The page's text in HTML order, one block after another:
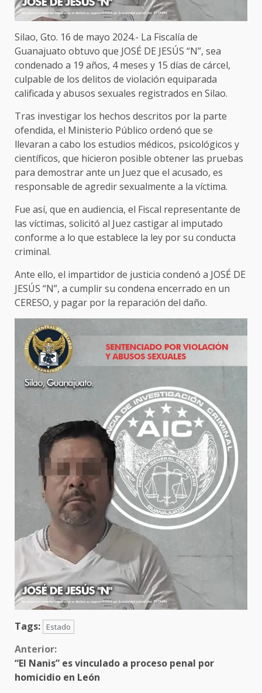
Silao, Gto. 16 de mayo 2024.- La Fiscalía de
Guanajuato obtuvo que JOSÉ DE JESÚS “N”, sea
condenado a 19 años, 4 meses y 15 días de cárcel,
culpable de los delitos de violación equiparada
calificada y abusos sexuales registrados en Silao.
Tras investigar los hechos descritos por la parte
ofendida, el Ministerio Público ordenó que se
llevaran a cabo los estudios médicos, psicológicos y
científicos, que hicieron posible obtener las pruebas
para demostrar ante un Juez que el acusado, es
responsable de agredir sexualmente a la víctima.
Fue así, que en audiencia, el Fiscal representante de
las víctimas, solicitó al Juez castigar al imputado
conforme a lo que establece la ley por su conducta
criminal.
Ante ello, el impartidor de justicia condenó a JOSÉ DE
JESÚS “N”, a cumplir su condena encerrado en un
CERESO, y pagar por la reparación del daño.
Tags: Estado
Sigue
leyendo
Anterior:
“El Nanis” es vinculado a proceso penal por
homicidio en León